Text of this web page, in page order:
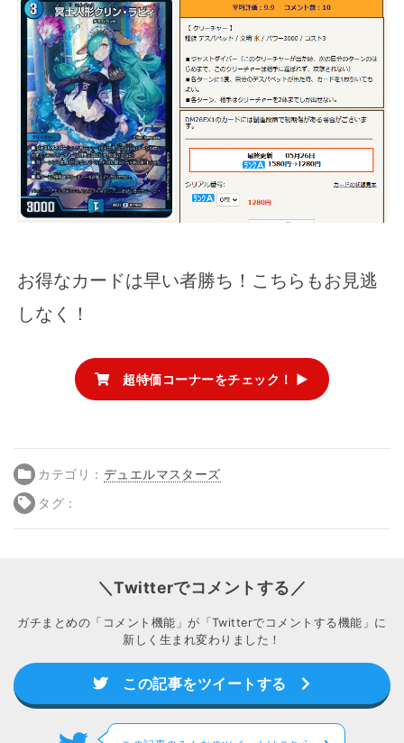
お得なカードは早い者勝ち！こちらもお見逃
しなく！
超特価コーナーをチェック！ ▶
カテゴリ： デュエルマスターズ
タグ：
＼Twitterでコメントする／
ガチまとめの「コメント機能」が「Twitterでコメントする機能」に
新しく生まれ変わりました！
この記事をツイートする